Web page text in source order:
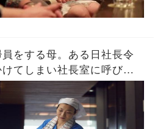
をする母。ある日社長令
てしまい社長室に呼び出
と部屋に入ると社長令嬢
「え？」